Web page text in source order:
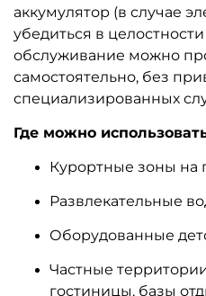
аккумулятор (в случае
убедиться в
обслуживание можно
самостоятельно, без
специализированных
Где можно
Курортные зоны на
Развлекательные
Оборудованные
Частные
гостиницы, базы